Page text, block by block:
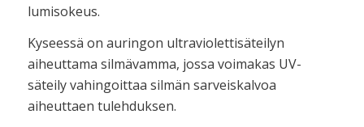
lumisokeus.
Kyseessä on auringon ultraviolettisäteilyn
aiheuttama silmävamma, jossa voimakas UV-
säteily vahingoittaa silmän sarveiskalvoa
aiheuttaen tulehduksen.